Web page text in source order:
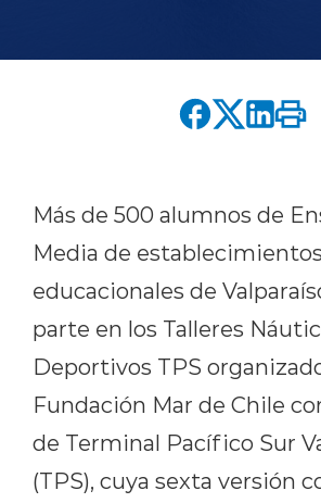
Más de 500 alumnos de
Media de establecimientos
educacionales de
parte en los Talleres
Deportivos TPS
Fundación Mar de Chile
de Terminal Pacífico Sur
(TPS), cuya sexta versión